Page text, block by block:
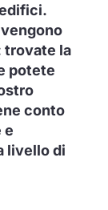
trovate la
potete
conto
e
livello di